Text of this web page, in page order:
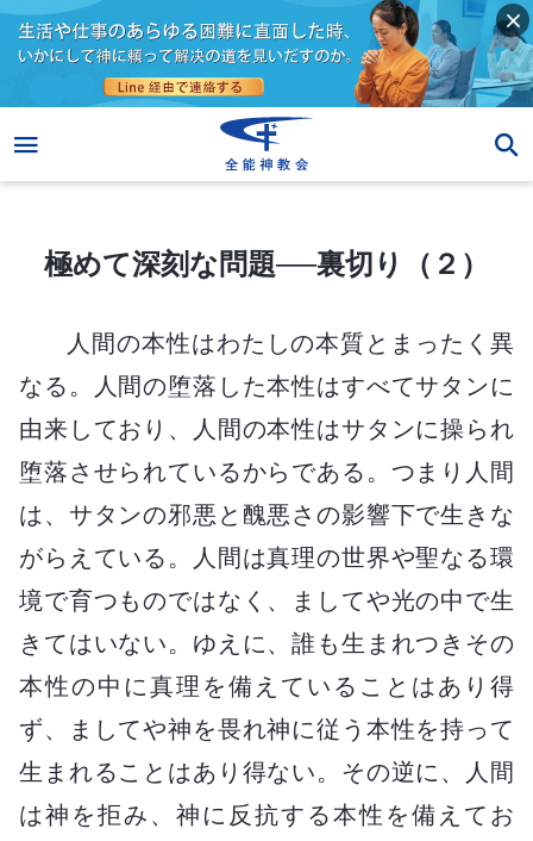
極めて深刻な問題──裏切り（２）
極めて深刻な問題──裏切り（２）
人間の本性はわたしの本質とまったく異
なる。人間の堕落した本性はすべてサタンに
由来しており、人間の本性はサタンに操られ
堕落させられているからである。つまり人間
は、サタンの邪悪と醜悪さの影響下で生きな
がらえている。人間は真理の世界や聖なる環
境で育つものではなく、ましてや光の中で生
きてはいない。ゆえに、誰も生まれつきその
本性の中に真理を備えていることはあり得
ず、ましてや神を畏れ神に従う本性を持って
生まれることはあり得ない。その逆に、人間
は神を拒み、神に反抗する本性を備えてお